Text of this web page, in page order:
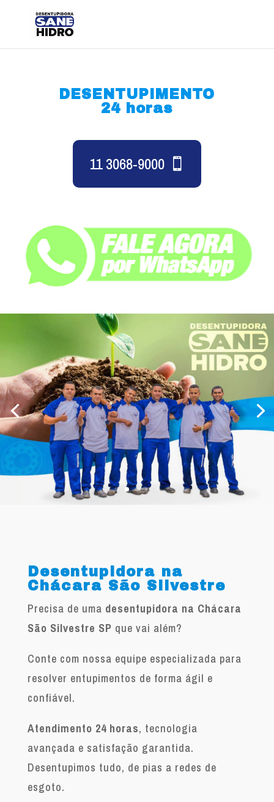
DESENTUPIMENTO
24 horas
11 3068-9000
Desentupidora na
Chácara São Silvestre
Precisa de uma desentupidora na Chácara
São Silvestre SP que vai além?
Conte com nossa equipe especializada para
resolver entupimentos de forma ágil e
confiável.
Atendimento 24 horas, tecnologia
avançada e satisfação garantida.
Desentupimos tudo, de pias a redes de
esgoto.